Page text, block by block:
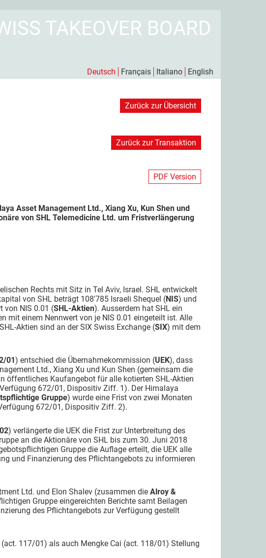
TAKEOVER BOARD
Deutsch Français Italiano English
Zurück zur Übersicht
Zurück zur Transaktion
PDF Version
Asset Management Ltd., Xiang Xu, Kun Shen und
von SHL Telemedicine Ltd. um Fristverlängerung
Rechts mit Sitz in Tel Aviv, Israel. SHL entwickelt
von SHL beträgt 108'785 Israeli Shequel (NIS) und
von NIS 0.01 (SHL-Aktien). Ausserdem hat SHL ein
mit einem Nennwert von je NIS 0.01 eingeteilt ist. Alle
Aktien sind an der SIX Swiss Exchange (SIX) mit dem
01) entschied die Übernahmekommission (UEK), dass
Ltd., Xiang Xu und Kun Shen (gemeinsam die
öffentliches Kaufangebot für alle kotierten SHL-Aktien
672/01, Dispositiv Ziff. 1). Der Himalaya
Gruppe) wurde eine Frist von zwei Monaten
672/01, Dispositiv Ziff. 2).
) verlängerte die UEK die Frist zur Unterbreitung des
an die Aktionäre von SHL bis zum 30. Juni 2018
Gruppe die Auflage erteilt, die UEK alle
und Finanzierung des Pflichtangebots zu informieren
Ltd. und Elon Shalev (zusammen die Alroy &
Gruppe eingereichten Berichte samt Beilagen
des Pflichtangebots zur Verfügung gestellt
117/01) als auch Mengke Cai (act. 118/01) Stellung